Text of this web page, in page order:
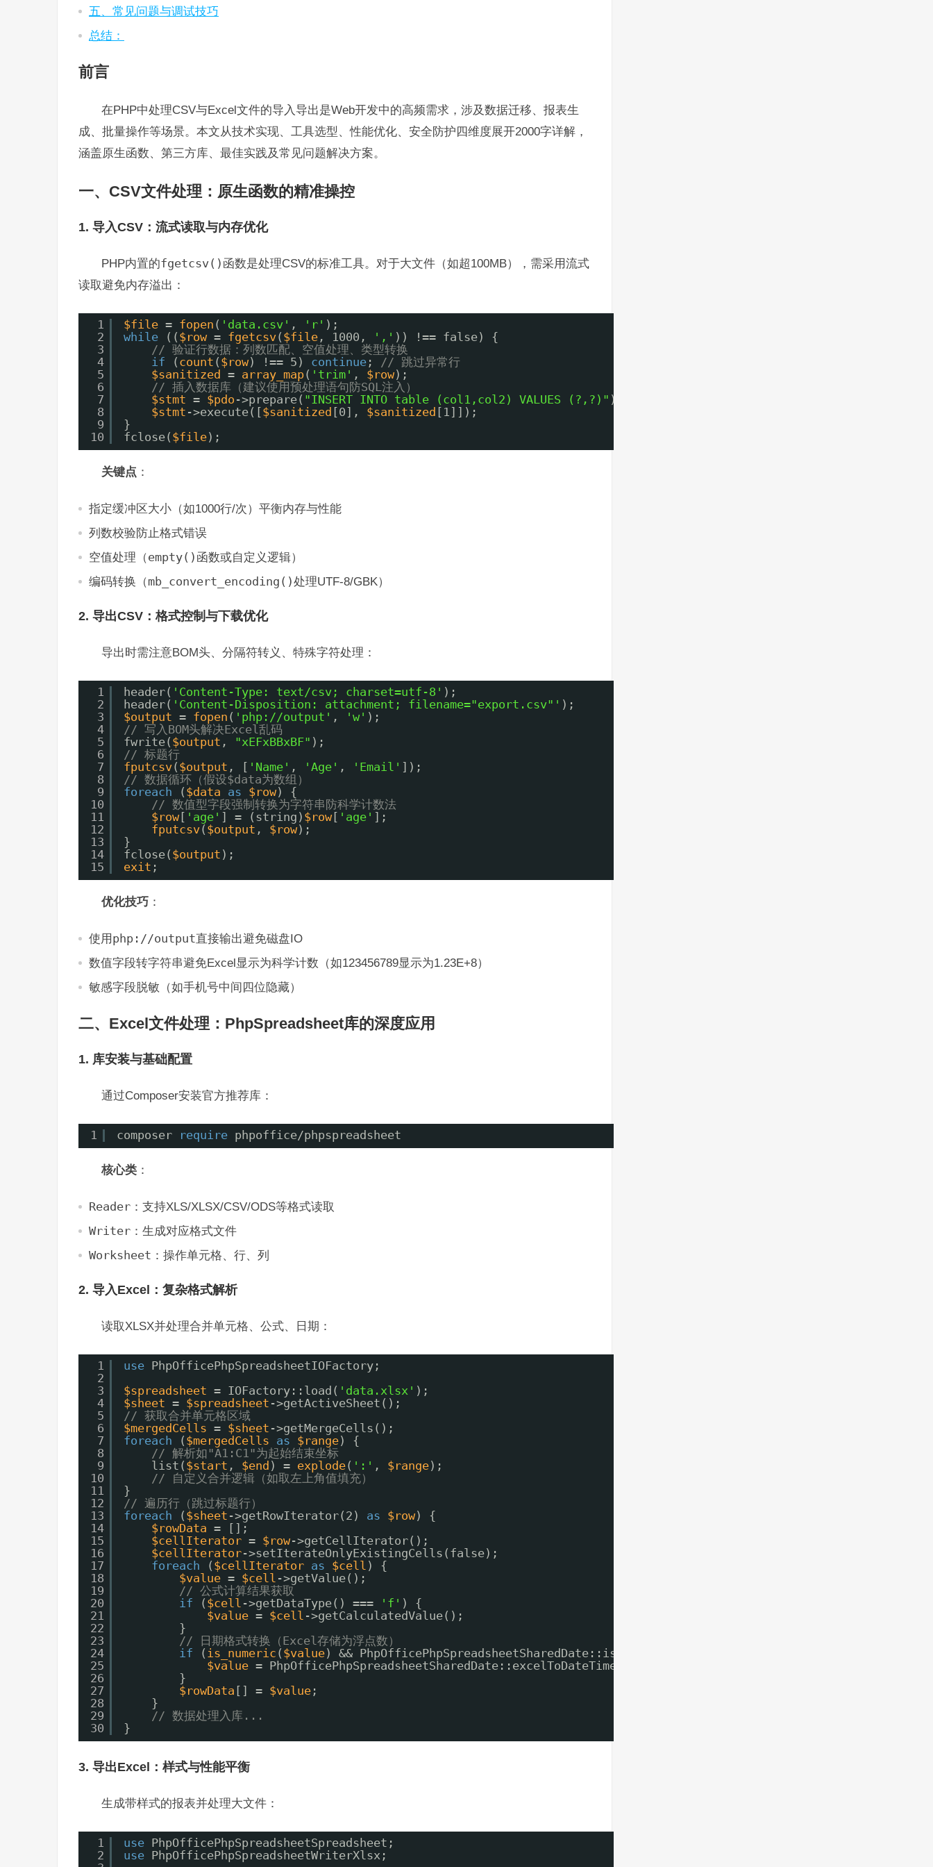
五、常见问题与调试技巧
总结：
前言
在PHP中处理CSV与Excel文件的导入导出是Web开发中的高频需求，涉及数据迁移、报表生
成、批量操作等场景。本文从技术实现、工具选型、性能优化、安全防护四维度展开2000字详解，
涵盖原生函数、第三方库、最佳实践及常见问题解决方案。
一、CSV文件处理：原生函数的精准操控
1. 导入CSV：流式读取与内存优化
PHP内置的fgetcsv() 函数是处理CSV的标准工具。对于大文件（如超100MB），需采用流式
读取避免内存溢出：
1
2
3
4
5
6
7
8
9
10
$file = fopen ( 'data.csv' , 'r' );
while
(( $row = fgetcsv( $file, 1000, ',' )) !== false) {
// 验证行数据：列数匹配、空值处理、类型转换
if
( count ( $row) !== 5) continue;
// 跳过异常行
$sanitized
= array_map( 'trim' , $row);
// 插入数据库（建议使用预处理语句防SQL注入）
$stmt = $pdo ->prepare( "INSERT INTO table (col1,col2) VALUES (?,?)" );
$stmt ->execute([ $sanitized [0], $sanitized [1]]);
}
fclose( $file);
关键点 ：
指定缓冲区大小（如1000行/次）平衡内存与性能
列数校验防止格式错误
空值处理（empty() 函数或自定义逻辑）
编码转换（mb_convert_encoding()处理UTF-8/GBK）
2. 导出CSV：格式控制与下载优化
导出时需注意BOM头、分隔符转义、特殊字符处理：
1
2
3
4
5
6
7
8
9
10
11
12
13
14
15
header( 'Content-Type: text/csv; charset=utf-8' );
header( 'Content-Disposition: attachment; filename="export.csv"' );
$output = fopen ( 'php://output' , 'w' );
// 写入BOM头解决Excel乱码
fwrite( $output , "xEFxBBxBF" );
// 标题行
fputcsv( $output , [ 'Name' , 'Age' , 'Email'
]);
// 数据循环（假设$data为数组）
foreach
( $data as $row) {
// 数值型字段强制转换为字符串防科学计数法
$row[ 'age' ] = (string) $row[ 'age'
];
fputcsv( $output , $row);
}
fclose( $output );
exit ;
优化技巧 ：
使用 php://output直接输出避免磁盘IO
数值字段转字符串避免Excel显示为科学计数（如123456789显示为1.23E+8）
敏感字段脱敏（如手机号中间四位隐藏）
二、Excel文件处理：PhpSpreadsheet库的深度应用
1. 库安装与基础配置
通过Composer安装官方推荐库：
1 composer require phpoffice/phpspreadsheet
核心类 ：
Reader ：支持XLS/XLSX/CSV/ODS等格式读取
Writer ：生成对应格式文件
Worksheet ：操作单元格、行、列
2. 导入Excel：复杂格式解析
读取XLSX并处理合并单元格、公式、日期：
1
2
3
4
5
6
7
8
9
10
11
12
13
14
15
16
17
18
19
20
21
22
23
24
25
26
27
28
29
30
use
PhpOfficePhpSpreadsheetIOFactory;
$spreadsheet = IOFactory::load( 'data.xlsx' );
$sheet = $spreadsheet ->getActiveSheet();
// 获取合并单元格区域
$mergedCells = $sheet ->getMergeCells();
foreach
( $mergedCells as $range) {
// 解析如"A1:C1"为起始结束坐标
list( $start , $end ) = explode( ':' , $range);
// 自定义合并逻辑（如取左上角值填充）
}
// 遍历行（跳过标题行）
foreach
( $sheet ->getRowIterator(2) as $row) {
$rowData = [];
$cellIterator = $row->getCellIterator();
$cellIterator->setIterateOnlyExistingCells(false);
foreach
( $cellIterator as $cell ) {
$value = $cell ->getValue();
// 公式计算结果获取
if
( $cell ->getDataType() === 'f' ) {
$value = $cell ->getCalculatedValue();
}
// 日期格式转换（Excel存储为浮点数）
if
( is_numeric ( $value) && PhpOfficePhpSpreadsheetSharedDate::isDateTime(
$value = PhpOfficePhpSpreadsheetSharedDate::excelToDateTimeObject(
}
$rowData [] = $value;
}
// 数据处理入库...
}
3. 导出Excel：样式与性能平衡
生成带样式的报表并处理大文件：
1
2
use
PhpOfficePhpSpreadsheetSpreadsheet;
use
PhpOfficePhpSpreadsheetWriterXlsx;